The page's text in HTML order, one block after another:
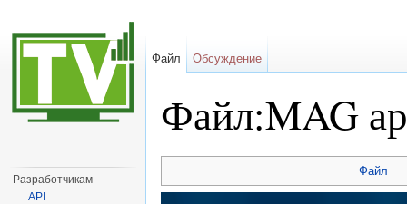
Файл:MAG
Файл
Файл Обсуждение
Разработчикам
API